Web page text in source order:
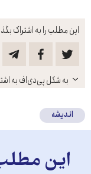
این مطلب را به اشتراک
باز
کنید
به شکل پی‌دی‌اف به
اندیشه
این